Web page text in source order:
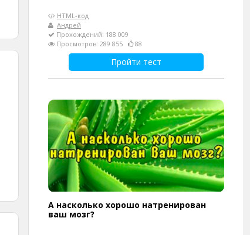
HTML-код
Андрей
Прохождений: 188 009
Просмотров: 289 855
88
Пройти тест
А насколько хорошо натренирован
ваш мозг?